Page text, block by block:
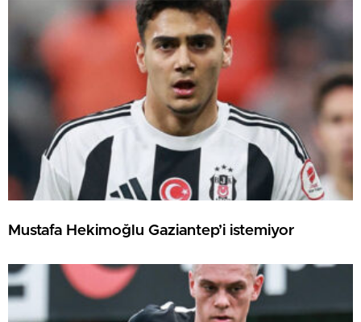
Mustafa Hekimoğlu Gaziantep’i istemiyor